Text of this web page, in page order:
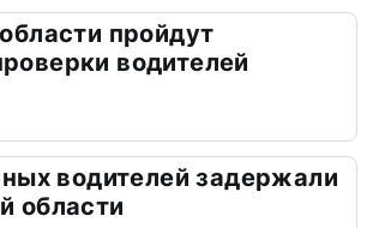
пройдут
водителей
водителей задержали
области